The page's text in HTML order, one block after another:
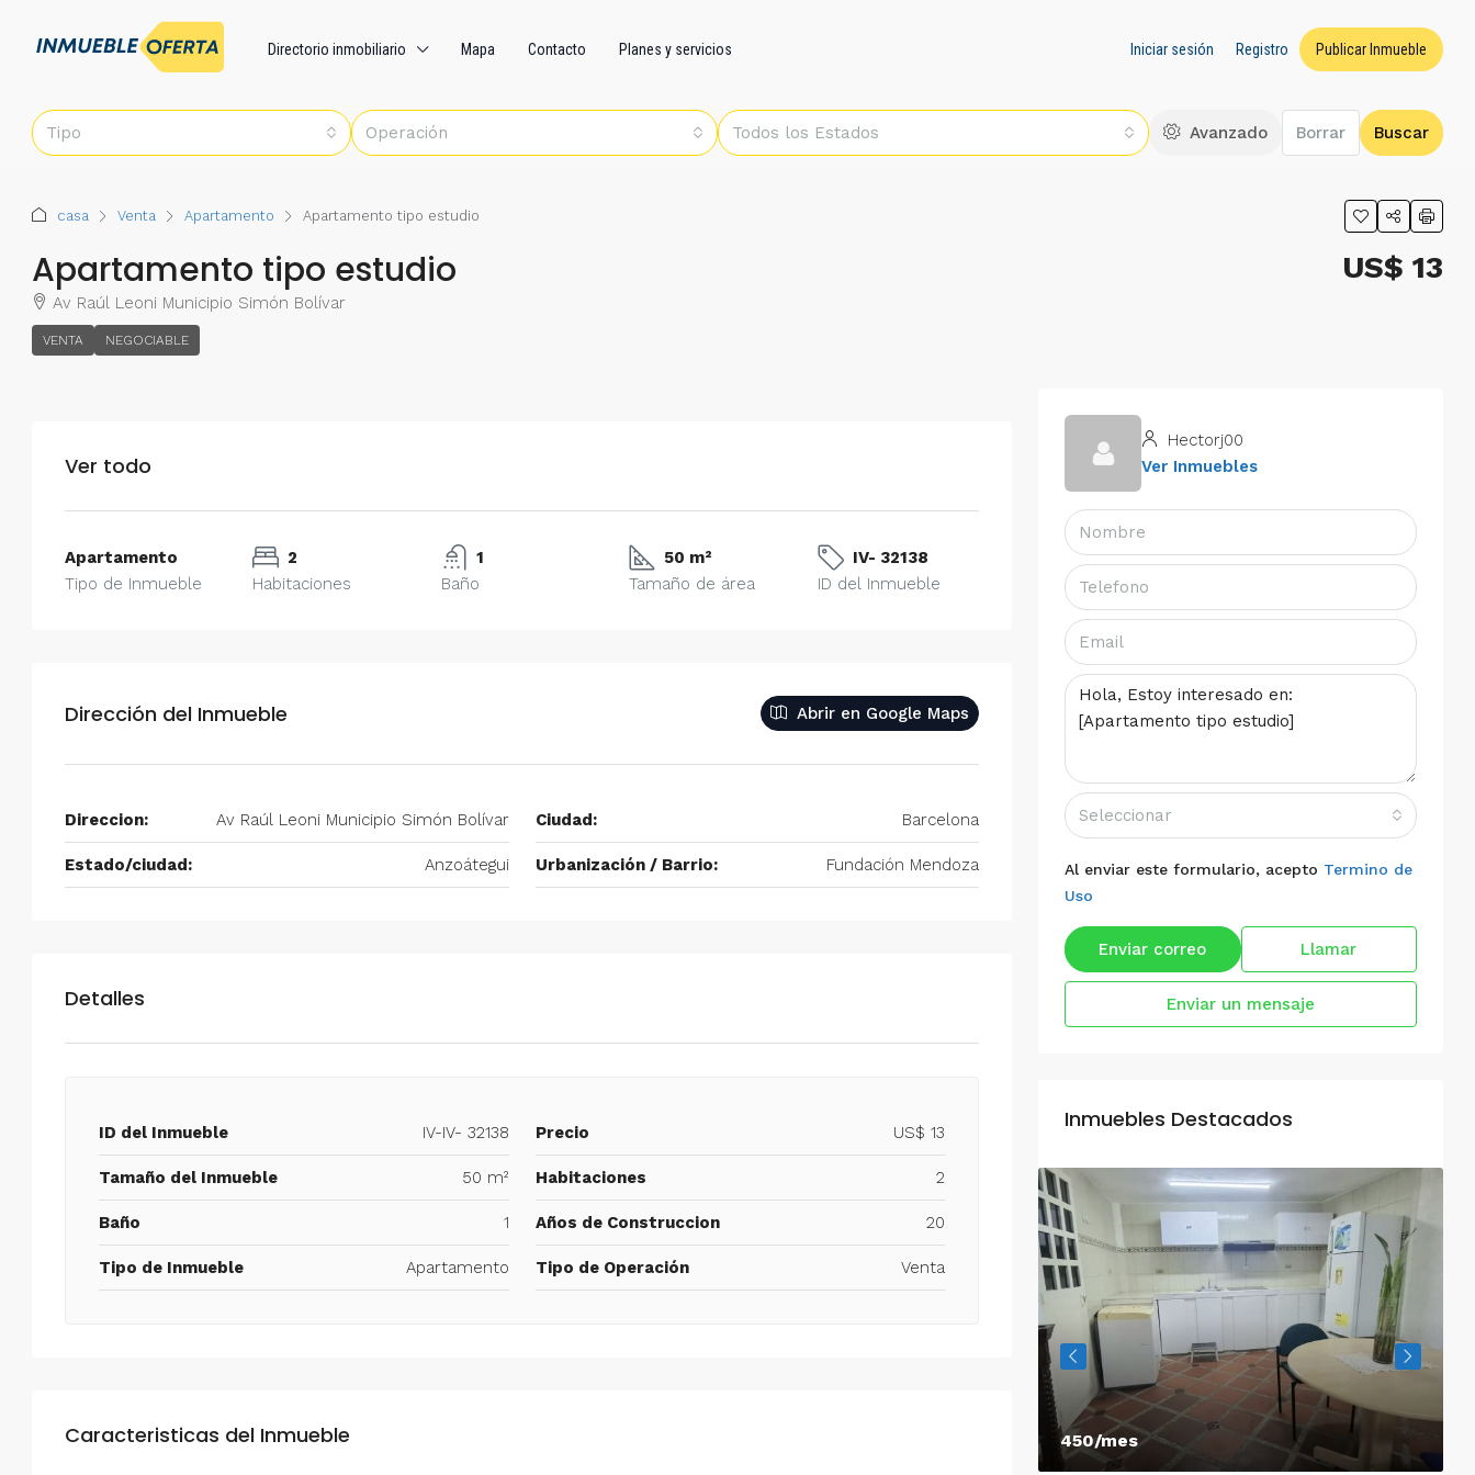
Directorio inmobiliario Mapa Contacto Planes y servicios Iniciar sesión Registro Publicar Inmueble
Tipo Operación Todos los Estados Avanzado Borrar Buscar
casa Venta Apartamento Apartamento tipo estudio
Apartamento tipo estudio
Av Raúl Leoni Municipio Simón Bolívar
VENTA NEGOCIABLE
US$ 13
Ver todo
Apartamento
Tipo de Inmueble
2
Habitaciones
1
Baño
50 m²
Tamaño de área
IV- 32138
ID del Inmueble
Dirección del Inmueble Abrir en Google Maps
Direccion: Av Raúl Leoni Municipio Simón Bolívar Ciudad: Barcelona
Estado/ciudad: Anzoátegui Urbanización / Barrio: Fundación Mendoza
Detalles
ID del Inmueble IV-IV- 32138 Precio US$ 13
Tamaño del Inmueble 50 m² Habitaciones 2
Baño 1 Años de Construccion 20
Tipo de Inmueble Apartamento Tipo de Operación Venta
Caracteristicas del Inmueble
Hectorj00
Ver Inmuebles
Seleccionar
Al enviar este formulario, acepto Termino de
Uso
Enviar correo Llamar
Enviar un mensaje
Inmuebles Destacados
$750/mes 450/mes